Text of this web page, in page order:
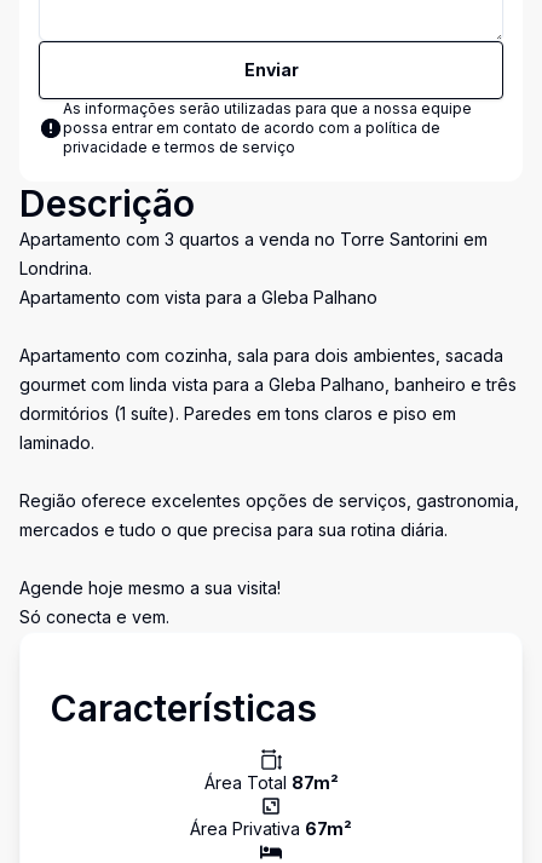
Enviar
As informações serão utilizadas para que a nossa equipe
possa entrar em contato de acordo com a política de
privacidade e termos de serviço
Descrição
Apartamento com 3 quartos a venda no Torre Santorini em
Londrina.
Apartamento com vista para a Gleba Palhano
Apartamento com cozinha, sala para dois ambientes, sacada
gourmet com linda vista para a Gleba Palhano, banheiro e três
dormitórios (1 suíte). Paredes em tons claros e piso em
laminado.
Região oferece excelentes opções de serviços, gastronomia,
mercados e tudo o que precisa para sua rotina diária.
Agende hoje mesmo a sua visita!
Só conecta e vem.
Características
Área Total 87m²
Área Privativa 67m²